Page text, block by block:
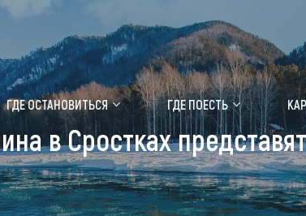
маральника
природы
Чем
Календарь
ГДЕ ОСТАНОВИТЬСЯ ГДЕ ПОЕСТЬ
в Сростках